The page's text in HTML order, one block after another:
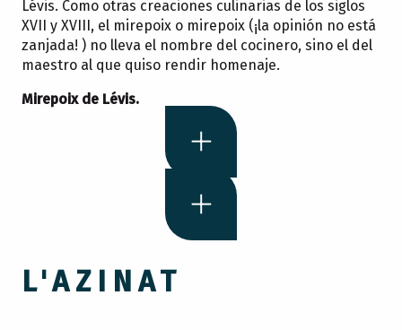
Lévis. Como otras creaciones culinarias de los siglos
XVII y XVIII, el mirepoix o mirepoix (¡la opinión no está
zanjada! ) no lleva el nombre del cocinero, sino el del
maestro al que quiso rendir homenaje.
Mirepoix de Lévis.
L'AZINAT